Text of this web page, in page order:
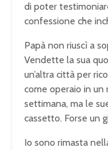
di poter
confessione che
Papà non riuscì a
Vendette la sua
un’altra città per
come operaio in un
settimana, ma le
cassetto. Forse un
Io sono rimasta